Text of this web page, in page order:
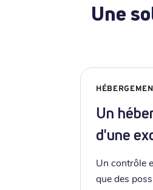
Une
Un
d'une
Un contrôle
que des